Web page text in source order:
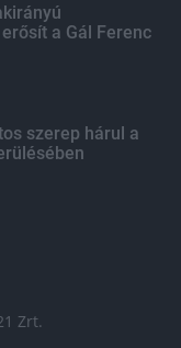
a Gál Ferenc
szerep hárul a
Zrt.